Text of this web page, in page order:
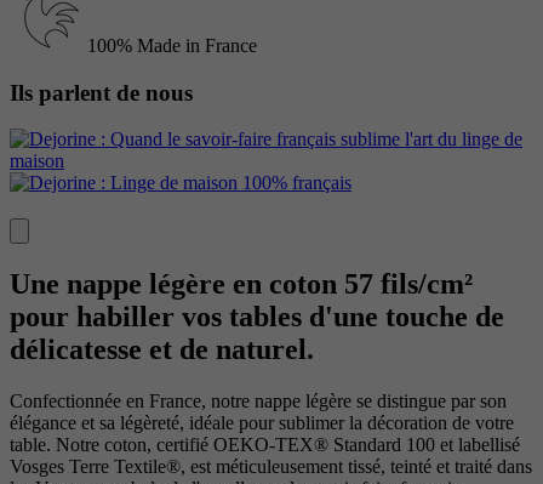
100% Made in France
Ils parlent de nous
Une nappe légère en coton 57 fils/cm²
pour habiller vos tables d'une touche de
délicatesse et de naturel.
Confectionnée en France, notre nappe légère se distingue par son
élégance et sa légèreté, idéale pour sublimer la décoration de votre
table. Notre coton, certifié OEKO-TEX® Standard 100 et labellisé
Vosges Terre Textile®, est méticuleusement tissé, teinté et traité dans